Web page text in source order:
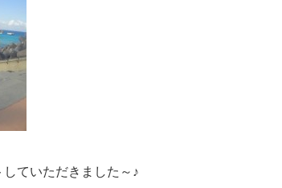
ていただきました～♪